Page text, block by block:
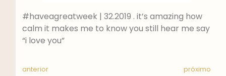
#haveagreatweek | 32.2019 . it’s amazing how
calm it makes me to know you still hear me say
“i love you”
anterior próximo